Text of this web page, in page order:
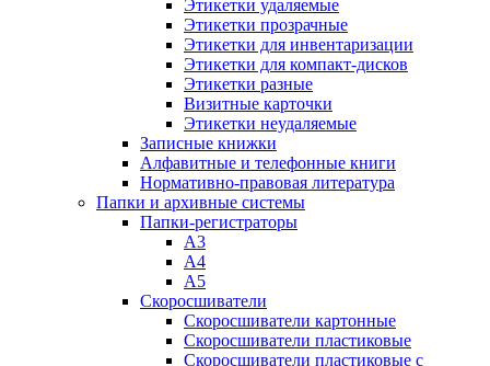
Этикетки удаляемые
Этикетки прозрачные
Этикетки для инвентаризации
Этикетки для компакт-дисков
Этикетки разные
Визитные карточки
Этикетки неудаляемые
Записные книжки
Алфавитные и телефонные книги
Нормативно-правовая литература
Папки и архивные системы
Папки-регистраторы
А3
А4
А5
Скоросшиватели
Скоросшиватели картонные
Скоросшиватели пластиковые
Скоросшиватели пластиковые с